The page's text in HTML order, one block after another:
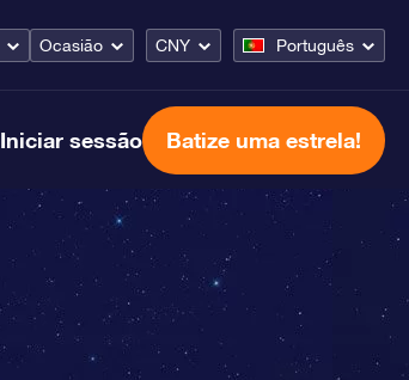
Ocasião CNY Português
Iniciar sessão Batize uma estrela!